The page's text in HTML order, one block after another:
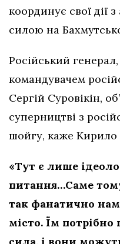
координує свої дії
силою на
Російський
командувачем
Сергій Суровікін,
суперництві з
шойгу, каже Кирило
«Тут є лише
питання…Саме
так фанатично
місто. Їм